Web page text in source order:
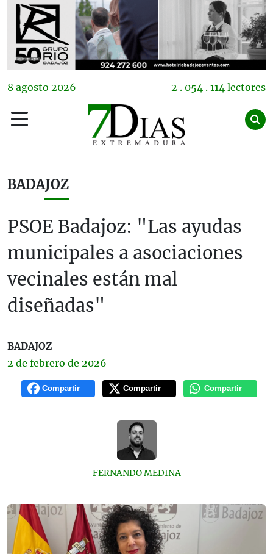
8 agosto 2026 2 . 054 . 114 lectores
BADAJOZ
PSOE Badajoz: "Las ayudas
municipales a asociaciones
vecinales están mal
diseñadas"
BADAJOZ
2 de febrero de 2026
Compartir Compartir Compartir
FERNANDO MEDINA